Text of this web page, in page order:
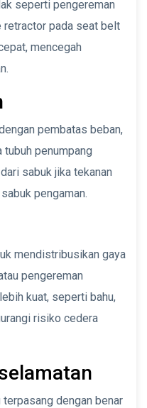
seperti pengereman
retractor pada seat belt
mencegah
pembatas beban,
tubuh penumpang
sabuk jika tekanan
pengaman.
mendistribusikan gaya
pengereman
kuat, seperti bahu,
risiko cedera
dengan benar